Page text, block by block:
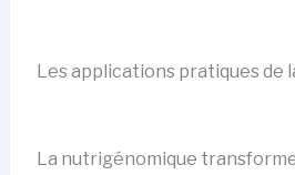
Les applications pratiques de
La nutrigénomique